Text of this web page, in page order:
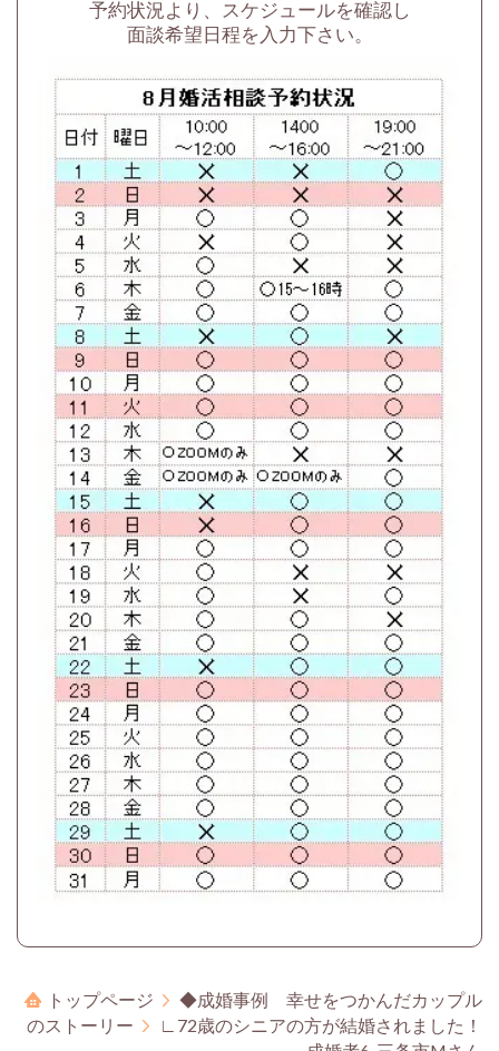
予約状況より、スケジュールを確認し
面談希望日程を入力下さい。
トップページ
◆成婚事例 幸せをつかんだカップル
のストーリー
∟72歳のシニアの方が結婚されました！